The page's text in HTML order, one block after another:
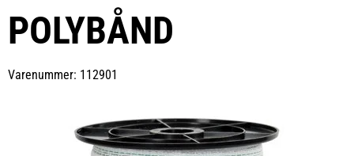
POLYBÅND
Varenummer: 112901